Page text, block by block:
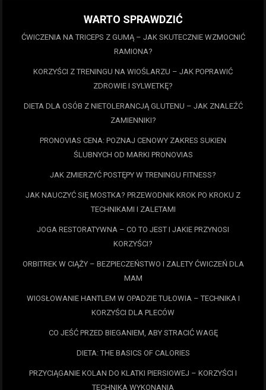
WARTO SPRAWDZIĆ
ĆWICZENIA NA TRICEPS Z GUMĄ – JAK SKUTECZNIE WZMOCNIĆ
RAMIONA?
KORZYŚCI Z TRENINGU NA WIOŚLARZU – JAK POPRAWIĆ
ZDROWIE I SYLWETKĘ?
DIETA DLA OSÓB Z NIETOLERANCJĄ GLUTENU – JAK ZNALEŹĆ
ZAMIENNIKI?
PRONOVIAS CENA: POZNAJ CENOWY ZAKRES SUKIEN
ŚLUBNYCH OD MARKI PRONOVIAS
JAK ZMIERZYĆ POSTĘPY W TRENINGU FITNESS?
JAK NAUCZYĆ SIĘ MOSTKA? PRZEWODNIK KROK PO KROKU Z
TECHNIKAMI I ZALETAMI
JOGA RESTORATYWNA – CO TO JEST I JAKIE PRZYNOSI
KORZYŚCI?
ORBITREK W CIĄŻY – BEZPIECZEŃSTWO I ZALETY ĆWICZEŃ DLA
MAM
WIOSŁOWANIE HANTLEM W OPADZIE TUŁOWIA – TECHNIKA I
KORZYŚCI DLA PLECÓW
CO JEŚĆ PRZED BIEGANIEM, ABY STRACIĆ WAGĘ
DIETA: THE BASICS OF CALORIES
PRZYCIĄGANIE KOLAN DO KLATKI PIERSIOWEJ – KORZYŚCI I
TECHNIKA WYKONANIA